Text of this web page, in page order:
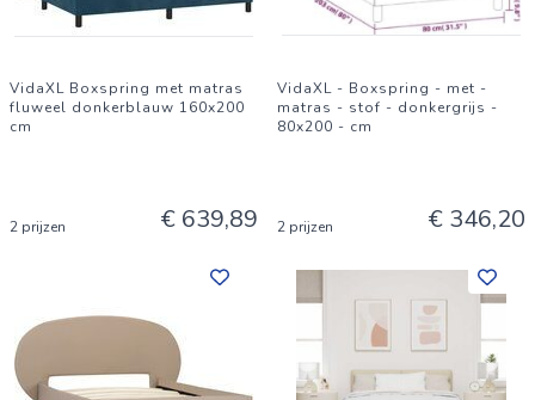
Framemateriaal: Massief grenenhout
Maximaal gewicht: 200 kg
Max aantal mensen: 2
Met hoofdeinde
Aflevering:
1 x Bed Frame
EAN: 8721288581624
VidaXL Boxspring met matras
fluweel donkerblauw 160x200
cm
2 prijzen € 639,89
VidaXL - Boxspring - met -
matras - stof - donkergrijs -
80x200 - cm
2 prijzen € 346,20